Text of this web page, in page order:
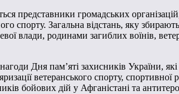
представники громадських
спорту. Загальна відстань, яку
влади, родинами загиблих воїнів,
Дня пам’яті захисників України,
ветеранського спорту,
бойових дій у Афганістані та